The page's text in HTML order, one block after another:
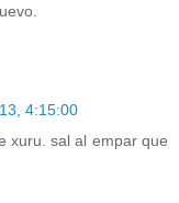
4:15:00
xuru. sal al empar que